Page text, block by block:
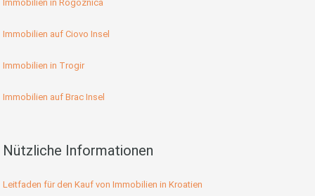
Immobilien in Rogoznica
Immobilien auf Ciovo Insel
Immobilien in Trogir
Immobilien auf Brac Insel
Nützliche Informationen
Leitfaden für den Kauf von Immobilien in Kroatien